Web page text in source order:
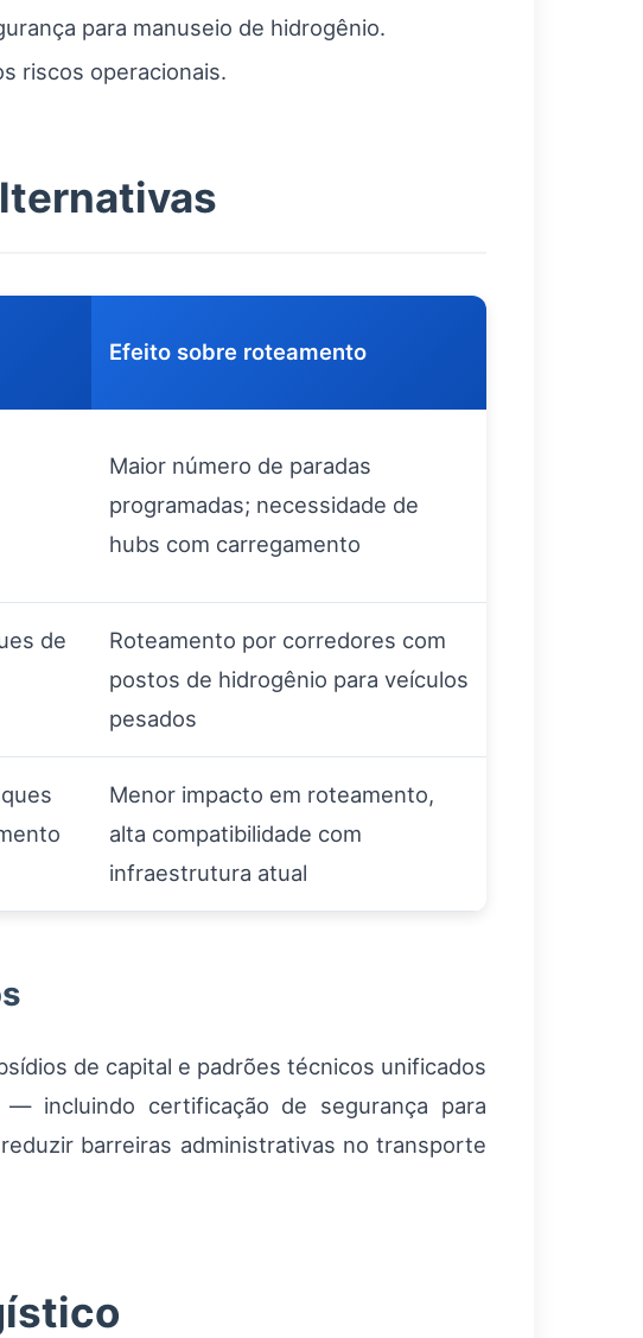
para manuseio de hidrogênio.
riscos operacionais.
Efeito sobre roteamento
Maior número de paradas
programadas; necessidade de
hubs com carregamento
de
Roteamento por corredores com
postos de hidrogênio para veículos
pesados
Menor impacto em roteamento,
alta compatibilidade com
infraestrutura atual
de capital e padrões técnicos unificados
— incluindo certificação de segurança para
barreiras administrativas no transporte